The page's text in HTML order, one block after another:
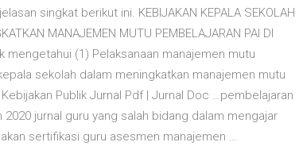
singkat berikut ini. KEBIJAKAN KEPALA SEKOLAH
MANAJEMEN MUTU PEMBELAJARAN PAI DI
mengetahui (1) Pelaksanaan manajemen mutu
sekolah dalam meningkatkan manajemen mutu
Publik Jurnal Pdf | Jurnal Doc …pembelajaran
jurnal guru yang salah bidang dalam mengajar
sertifikasi guru asesmen manajemen …